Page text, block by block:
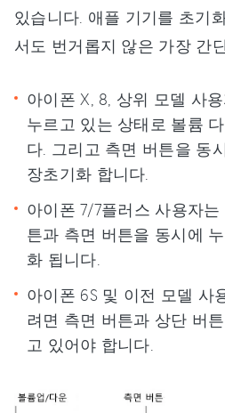
있습니다. 애플 기기를 초기
서도 번거롭지 않은 가장 간
아이폰 X, 8, 상위 모델 사
누르고 있는 상태로 볼륨
다. 그리고 측면 버튼을 동
장초기화 합니다.
아이폰 7/7플러스 사용자
튼과 측면 버튼을 동시에
화 됩니다.
아이폰 6S 및 이전 모델 사
려면 측면 버튼과 상단 버
고 있어야 합니다.